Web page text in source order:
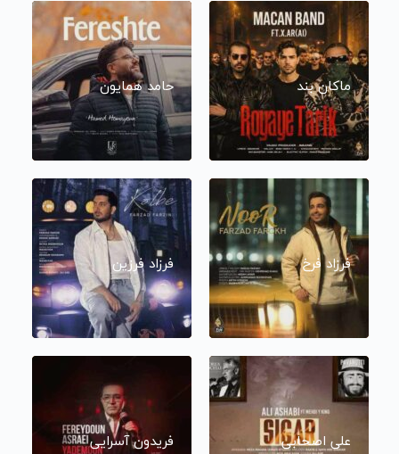
ماکان بند حامد همایون
فرزاد فرخ فرزاد فرزین
علی اصحابی فریدون آسرایی